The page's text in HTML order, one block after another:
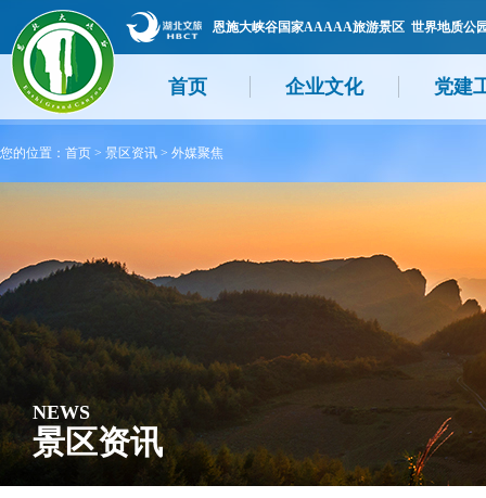
恩施大峡谷国家AAAAA旅游景区 世界地质公
首页 企业文化 党建
您的位置： 首页 > 景区资讯 > 外媒聚焦
NEWS
景区资讯